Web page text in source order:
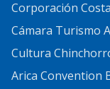
Corporación
Cámara Turismo
Cultura
Arica Convention